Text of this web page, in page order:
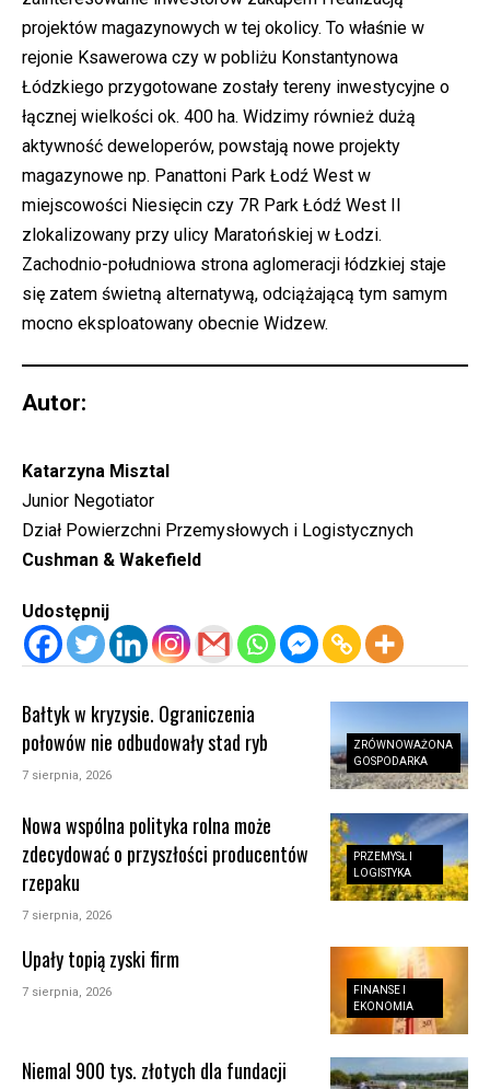
projektów magazynowych w tej okolicy. To właśnie w
rejonie Ksawerowa czy w pobliżu Konstantynowa
Łódzkiego przygotowane zostały tereny inwestycyjne o
łącznej wielkości ok. 400 ha. Widzimy również dużą
aktywność deweloperów, powstają nowe projekty
magazynowe np. Panattoni Park Łodź West w
miejscowości Niesięcin czy 7R Park Łódź West II
zlokalizowany przy ulicy Maratońskiej w Łodzi.
Zachodnio-południowa strona aglomeracji łódzkiej staje
się zatem świetną alternatywą, odciążającą tym samym
mocno eksploatowany obecnie Widzew.
Autor:
Katarzyna Misztal
Junior Negotiator
Dział Powierzchni Przemysłowych i Logistycznych
Cushman & Wakefield
Udostępnij
ZRÓWNOWAŻONA
GOSPODARKA
Bałtyk w kryzysie. Ograniczenia
połowów nie odbudowały stad ryb
7 sierpnia, 2026
PRZEMYSŁ I
LOGISTYKA
Nowa wspólna polityka rolna może
zdecydować o przyszłości producentów
rzepaku
7 sierpnia, 2026
FINANSE I
EKONOMIA
Upały topią zyski firm
7 sierpnia, 2026
Niemal 900 tys. złotych dla fundacji